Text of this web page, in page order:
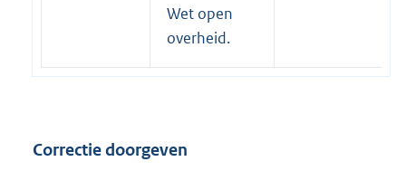
r
n
e
k
Wet open
overheid.
Correctie doorgeven